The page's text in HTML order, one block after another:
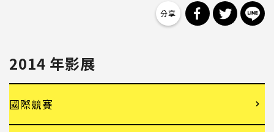
分享到分享到
2014 年影展
國際競賽